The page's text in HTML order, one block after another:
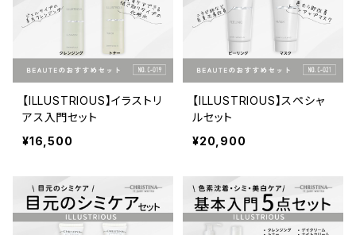
【ILLUSTRIOUS】イラストリ
アス入門セット
¥16,500
【ILLUSTRIOUS】スペシャ
ルセット
¥20,900